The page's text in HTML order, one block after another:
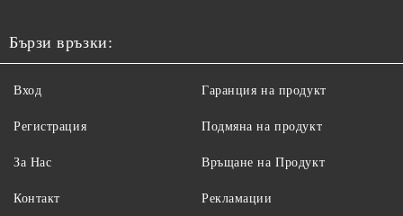
Бързи връзки:
Вход
Регистрация
За Нас
Контакт
Гаранция на продукт
Подмяна на продукт
Връщане на Продукт
Рекламации